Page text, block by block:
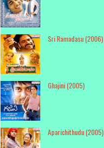
Sri Ramadasu (2006)
Ghajini (2005)
Aparichithudu (2005)